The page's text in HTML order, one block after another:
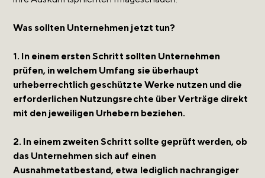
Was sollten Unternehmen jetzt tun?
1. In einem ersten Schritt sollten Unternehmen
prüfen, in welchem Umfang sie überhaupt
urheberrechtlich geschützte Werke nutzen und die
erforderlichen Nutzungsrechte über Verträge direkt
mit den jeweiligen Urhebern beziehen.
2. In einem zweiten Schritt sollte geprüft werden, ob
das Unternehmen sich auf einen
Ausnahmetatbestand, etwa lediglich nachrangiger